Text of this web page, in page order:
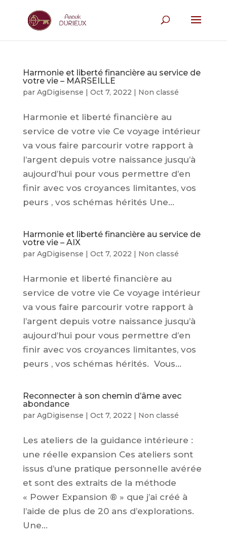
Harmonie et liberté financière au service de
votre vie – MARSEILLE
par AgDigisense | Oct 7, 2022 | Non classé
Harmonie et liberté financière au
service de votre vie Ce voyage intérieur
va vous faire parcourir votre rapport à
l’argent depuis votre naissance jusqu’à
aujourd’hui pour vous permettre d’en
finir avec vos croyances limitantes, vos
peurs , vos schémas hérités Une...
Harmonie et liberté financière au service de
votre vie – AIX
par AgDigisense | Oct 7, 2022 | Non classé
Harmonie et liberté financière au
service de votre vie Ce voyage intérieur
va vous faire parcourir votre rapport à
l’argent depuis votre naissance jusqu’à
aujourd’hui pour vous permettre d’en
finir avec vos croyances limitantes, vos
peurs , vos schémas hérités. Vous...
Reconnecter à son chemin d’âme avec
abondance
par AgDigisense | Oct 7, 2022 | Non classé
Les ateliers de la guidance intérieure :
une réelle expansion Ces ateliers sont
issus d’une pratique personnelle avérée
et sont des extraits de la méthode
« Power Expansion ® » que j’ai créé à
l’aide de plus de 20 ans d’explorations.
Une...